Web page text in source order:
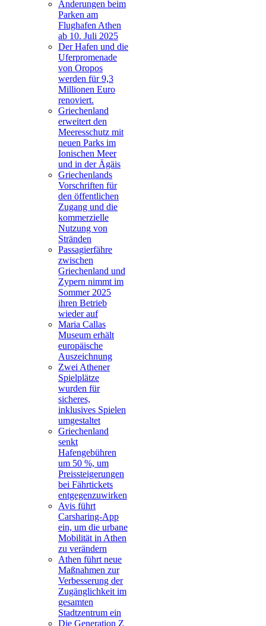
Änderungen beim
Parken am
Flughafen Athen
ab 10. Juli 2025
Der Hafen und die
Uferpromenade
von Oropos
werden für 9,3
Millionen Euro
renoviert.
Griechenland
erweitert den
Meeresschutz mit
neuen Parks im
Ionischen Meer
und in der Ägäis
Griechenlands
Vorschriften für
den öffentlichen
Zugang und die
kommerzielle
Nutzung von
Stränden
Passagierfähre
zwischen
Griechenland und
Zypern nimmt im
Sommer 2025
ihren Betrieb
wieder auf
Maria Callas
Museum erhält
europäische
Auszeichnung
Zwei Athener
Spielplätze
wurden für
sicheres,
inklusives Spielen
umgestaltet
Griechenland
senkt
Hafengebühren
um 50 %, um
Preissteigerungen
bei Fährtickets
entgegenzuwirken
Avis führt
Carsharing-App
ein, um die urbane
Mobilität in Athen
zu verändern
Athen führt neue
Maßnahmen zur
Verbesserung der
Zugänglichkeit im
gesamten
Stadtzentrum ein
Die Generation Z